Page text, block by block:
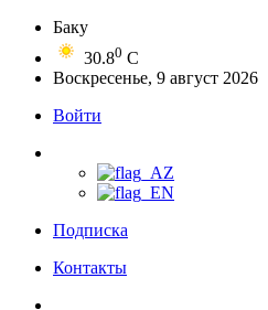
Баку
30.80 C
Воскресенье, 9 август 2026
Войти
Подписка
Контакты